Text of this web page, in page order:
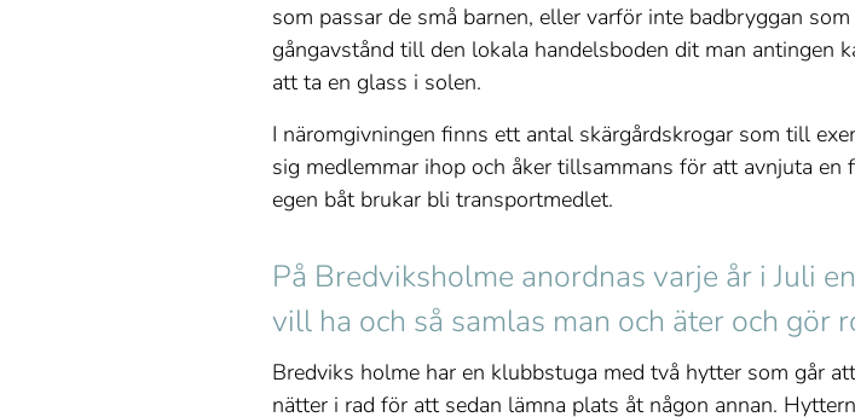
som passar de små barnen, eller varför inte badbryggan
gångavstånd till den lokala handelsboden dit man antingen
att ta en glass i solen.
I näromgivningen finns ett antal skärgårdskrogar som till
sig medlemmar ihop och åker tillsammans för att avnjuta
egen båt brukar bli transportmedlet.
På Bredviksholme anordnas varje år i Juli
vill ha och så samlas man och äter och gör
Bredviks holme har en klubbstuga med två hytter som går
nätter i rad för att sedan lämna plats åt någon annan.